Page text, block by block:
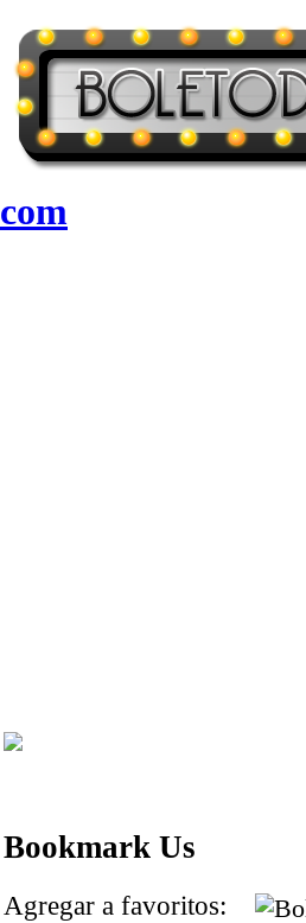
Bookmark Us
Agregar a favoritos: